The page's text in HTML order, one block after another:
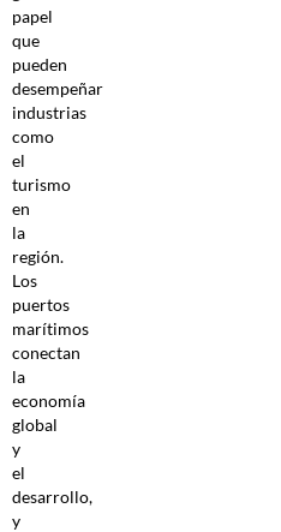
papel
que
pueden
desempeñar
industrias
como
el
turismo
en
la
región.
Los
puertos
marítimos
conectan
la
economía
global
y
el
desarrollo,
y